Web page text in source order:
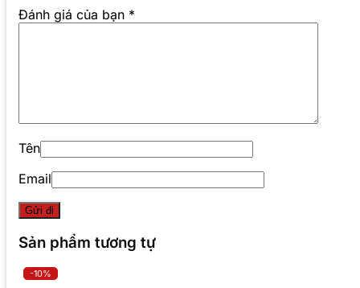
Đánh giá của bạn *
Tên
Email
Sản phẩm tương tự
-10%